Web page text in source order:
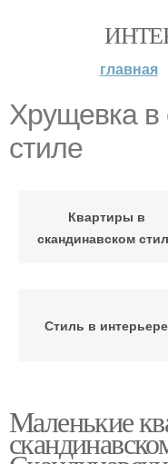
главная
Хрущевка в
стиле
Квартиры в
скандинавском
Стиль в интерьере
скандинавском
Маленькие